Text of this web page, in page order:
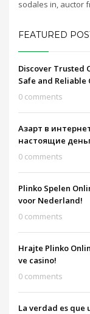
sodales in, auctor
FEATURED
Discover Trusted
Safe and
0 comments
Азарт в
настоящие
0 comments
Plinko Spelen
voor Nederland!
0 comments
Hrajte Plinko
ve casino!
0 comments
La verdad es que